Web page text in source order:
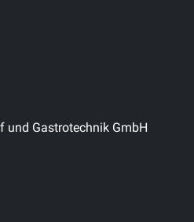
und Gastrotechnik GmbH